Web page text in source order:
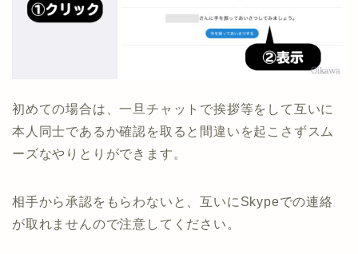
初めての場合は、一旦チャットで挨拶等をして互いに
本人同士であるか確認を取ると間違いを起こさずスム
ーズなやりとりができます。
相手から承認をもらわないと、互いにSkypeでの連絡
が取れませんので注意してください。